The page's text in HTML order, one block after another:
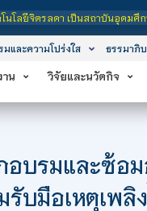
ษาในกำกับของรัฐ เปิดหลักสูต
และความโปร่งใส ธรรมาภิ
น วิจัยและนวัตกิจ
อบรมและซ้อ
บมือเหตุเพลิ